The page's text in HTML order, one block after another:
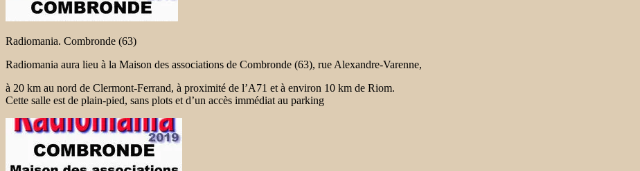
Radiomania. Combronde (63)
Radiomania aura lieu à la Maison des associations de Combronde (63), rue Alexandre-Varenne,
à 20 km au nord de Clermont-Ferrand, à proximité de l’A71 et à environ 10 km de Riom.
Cette salle est de plain-pied, sans plots et d’un accès immédiat au parking